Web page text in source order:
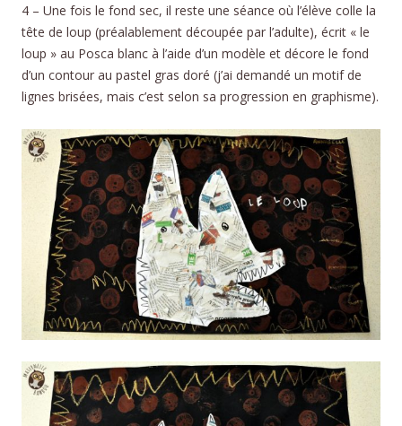
4 – Une fois le fond sec, il reste une séance où l’élève colle la
tête de loup (préalablement découpée par l’adulte), écrit « le
loup » au Posca blanc à l’aide d’un modèle et décore le fond
d’un contour au pastel gras doré (j’ai demandé un motif de
lignes brisées, mais c’est selon sa progression en graphisme).